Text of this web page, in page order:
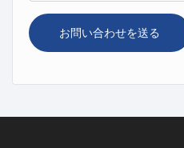
お問い合わせを送る